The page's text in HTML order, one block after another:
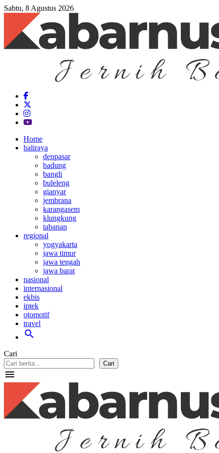
Sabtu, 8 Agustus 2026
Home
baliraya
denpasar
badung
bangli
buleleng
gianyar
jembrana
karangasem
klungkung
tabanan
regional
yogyakarta
jawa timur
jawa tengah
jawa barat
nasional
internasional
ekbis
iptek
otomotif
travel
search
Cari
Cari
menu